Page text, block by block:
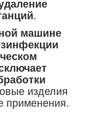
.
машине
изделия
применения.